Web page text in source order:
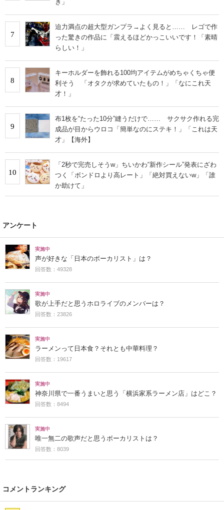
き」
7
迫力満点の超大型ガンプラ→よく見ると…… レゴで作
った驚きの作品に「震えるほどかっこいいです！「素晴
らしい！」
8
キーホルダーを飾れる100均アイテムがめちゃくちゃ便
利そう 「オタクが求めていたもの！」「なにこれ天
才！」
9
布1枚を“たった10分”縫うだけで…… サクサク作れる完
成品が目からウロコ「簡単なのにステキ！」「これは天
才」【海外】
10
「2秒で完売しそうw」ちいかわ“新作シール”発表にざわ
つく「ボンドロより高レート」「絶対買えないw」「誰
か助けて」
アンケート
実施中
声が好きな「日本のボーカリスト」は？
回答数：49328
実施中
歌が上手だと思うホロライブのメンバーは？
回答数：23826
実施中
ラーメンって日本食？それとも中華料理？
回答数：19617
実施中
神奈川県で一番うまいと思う「横浜家系ラーメン店」はどこ？
回答数：8494
実施中
唯一無二の歌声だと思うボーカリストは？
回答数：8039
コメントランキング